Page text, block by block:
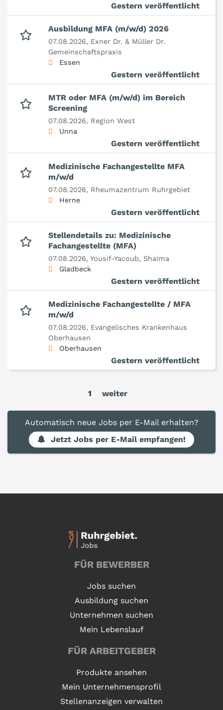
Gestern veröffentlicht
Ausbildung MFA (m/w/d) 2026
07.08.2026, Exner Dr. & Müller Dr.
Gemeinschaftspraxis
Essen
Gestern veröffentlicht
MTR oder MFA (m/w/d) im Bereich
Screening
07.08.2026, Region West
Unna
Gestern veröffentlicht
Medizinische Fachangestellte MFA
m/w/d
07.08.2026, Rheumazentrum Ruhrgebiet
Herne
Gestern veröffentlicht
Stellendetails zu: Medizinische
Fachangestellte (MFA)
07.08.2026, Yousif-Yacoub, Shaima
Gladbeck
Gestern veröffentlicht
Medizinische Fachangestellte / MFA
m/w/d
07.08.2026, Evangelisches Krankenhaus
Oberhausen
Oberhausen
Gestern veröffentlicht
1 weiter
Automatisch neue Jobs per E-Mail erhalten?
Jetzt Jobs per E-Mail empfangen!
FÜR BEWERBER
Jobs suchen
Ausbildung suchen
Unternehmen suchen
Mein Lebenslauf
FÜR ARBEITGEBER
Produkte ansehen
Mein Unternehmensprofil
Stellenanzeigen verwalten